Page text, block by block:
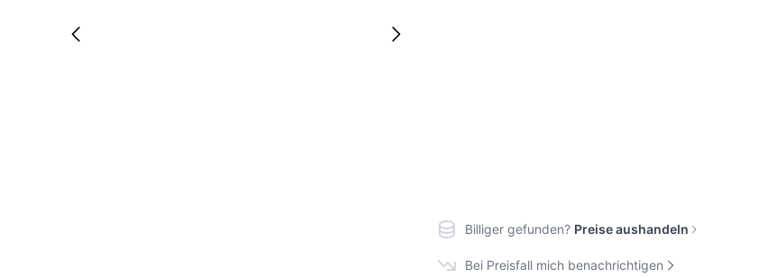
Billiger gefunden? Preise aushandeln
Bei Preisfall mich benachrichtigen